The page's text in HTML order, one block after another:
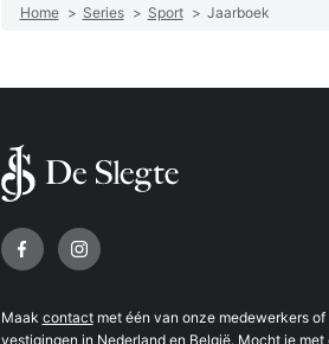
Home > Series > Sport > Jaarboek
Volg ons op
Maak contactmet één van onze medewerkers
vestigingen in Nederland en België. Mocht je